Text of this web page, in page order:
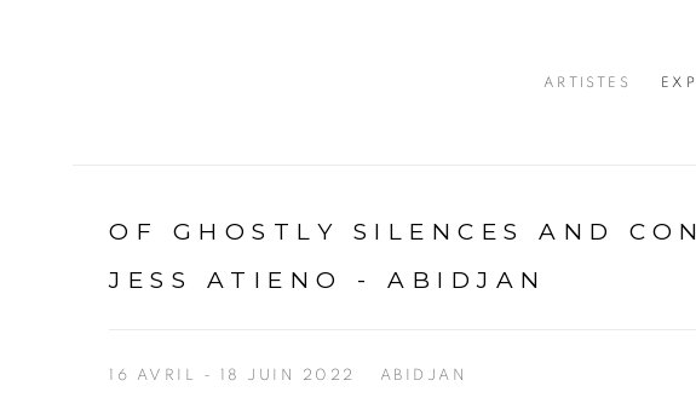
ARTISTES
OF GHOSTLY SILENCES AND
JESS ATIENO - ABIDJAN
16 AVRIL - 18 JUIN 2022 ABIDJAN